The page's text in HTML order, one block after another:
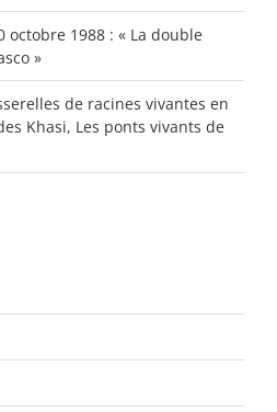
octobre 1988 : « La double
»
de racines vivantes en
Khasi, Les ponts vivants de